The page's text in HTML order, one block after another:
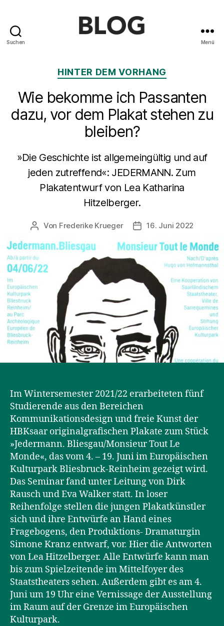
Suchen
Saarländischen
Menü
Kategorien
HINTER DEM VORHANG
Wie bekomme ich Passanten
dazu, vor dem Plakat stehen zu
bleiben?
»Die Geschichte ist allgemeingültig und auf
jeden zutreffend«: JEDERMANN. Zum
Plakatentwurf von Lea Katharina
Hitzelberger.
Beitragsautor
Von Frederike Krueger Beitragsdatum
16. Juni 2022
Im Wintersemester 2021/22 erarbeiteten fünf
Studierende aus den Bereichen
Kommunikationsdesign und freie Kunst der
HBKsaar originalgrafischen Plakate zum Stück
»Jedermann. Bliesgau/Monsieur Tout Le
Monde«, das vom 4. – 19. Juni im Europäischen
Kulturpark Bliesbruck-Reinheim gezeigt wird.
Das Seminar fand unter Leitung von Dirk
Rausch und Eva Walker statt. In loser
Reihenfolge stellen die jungen Plakatkünstler
sich und ihre Entwürfe an Hand eines
Fragebogens, den Produktions- Dramaturgin
Simone Kranz entwarf, vor. Hier die Antworten
von Lea Hitzelberger. Alle Entwürfe kann man
bis zum Spielzeitende im Mittelfoyer des
Staatstheaters sehen. Außerdem gibt es am 4.
Juni um 19 Uhr eine Vernissage der Ausstellung
im Raum auf der Grenze im Europäischen
Kulturpark.